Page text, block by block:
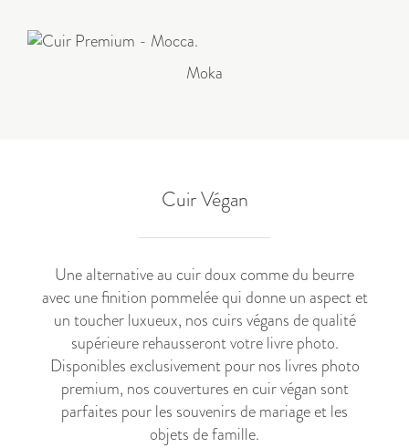
Moka
Cuir Végan
Une alternative au cuir doux comme du beurre
avec une finition pommelée qui donne un aspect et
un toucher luxueux, nos cuirs végans de qualité
supérieure rehausseront votre livre photo.
Disponibles exclusivement pour nos livres photo
premium, nos couvertures en cuir végan sont
parfaites pour les souvenirs de mariage et les
objets de famille.